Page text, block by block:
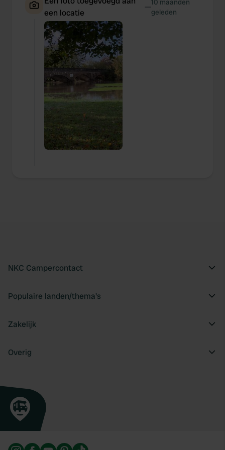
een locatie
—10 maanden
geleden
NKC Campercontact
Populaire landen/thema's
Zakelijk
Overig